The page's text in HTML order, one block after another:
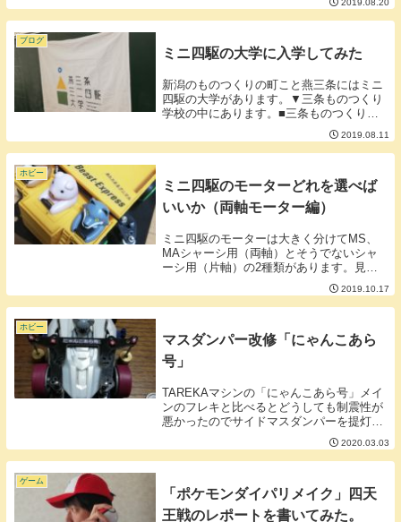
ミア価格が一気に下落するため）今日はそ
んなプレミアミニ四駆をご紹介します。※
2019.08.20
ブログ
ミニ四駆の大学に入学してみた
新潟のものつくりの町こと燕三条にはミニ
四駆の大学があります。▼三条ものつくり
学校の中にあります。■三条ものつくり学
校とは？閉校してしまった小学校を三条の
地元企業がリノベーションたものでものづ
くりの関するワークショップなどを開催し
2019.08.11
ホビー
ミニ四駆のモーターどれを選べば
いいか（両軸モーター編）
ミニ四駆のモーターは大きく分けてMS、
MAシャーシ用（両軸）とそうでないシャ
ーシ用（片軸）の2種類があります。見分
け方としては商品名に「PRO」がついてい
るものがMS、MA用のモーターとなりま
す。MS、MAシャーシとそうでないシャー
2019.10.17
ホビー
マスダンパー改修「にゃんこあら
号」
TAREKAマシンの「にゃんこあら号」メイ
ンのフレキと比べるとどうしても制震性が
悪かったのでサイドマスダンパーを提灯仕
様にリニューアル。デクロスは提灯が狙っ
たかのようにフィットする面白いマシンだ
なぁど組んでみて思いました。ボディの上
2020.03.03
ゲーム
「ポケモンダイパリメイク」四天
王戦のレポートを書いてみた。